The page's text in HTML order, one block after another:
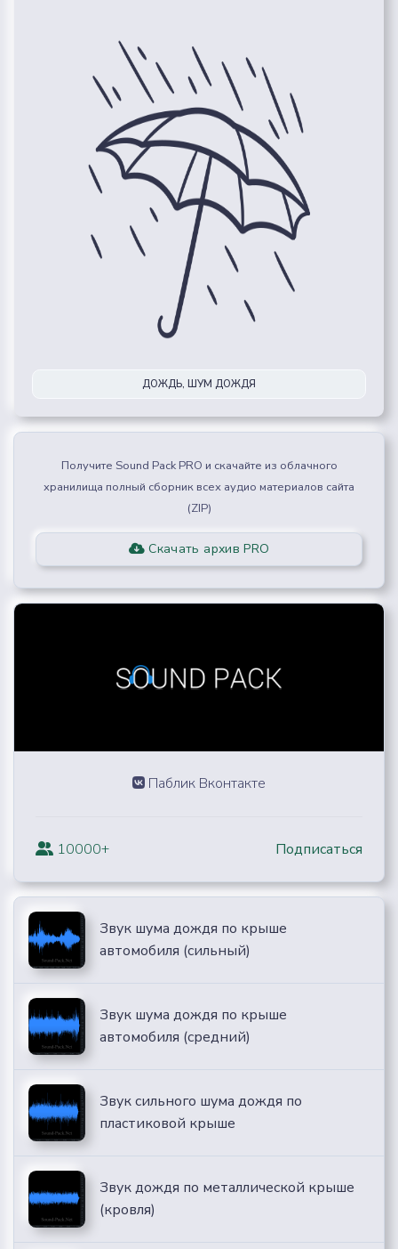
ДОЖДЬ, ШУМ ДОЖДЯ
Получите Sound Pack PRO и скачайте из облачного
хранилища полный сборник всех аудио материалов сайта
(ZIP)
Скачать архив PRO
Паблик Вконтакте
10000+ Подписаться
Звук шума дождя по крыше
автомобиля (сильный)
Звук шума дождя по крыше
автомобиля (средний)
Звук сильного шума дождя по
пластиковой крыше
Звук дождя по металлической крыше
(кровля)